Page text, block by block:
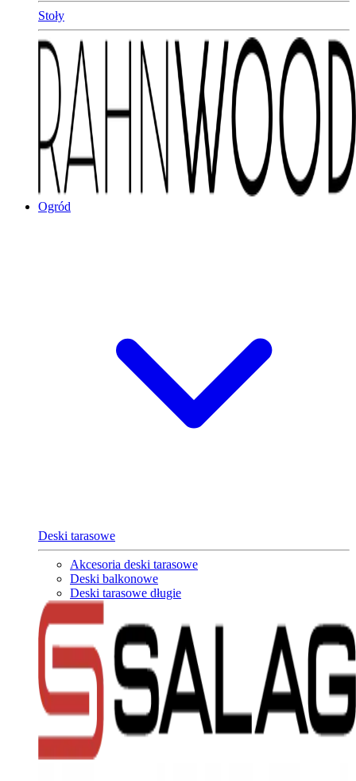
Stoły
Ogród
Deski tarasowe
Akcesoria deski tarasowe
Deski balkonowe
Deski tarasowe długie